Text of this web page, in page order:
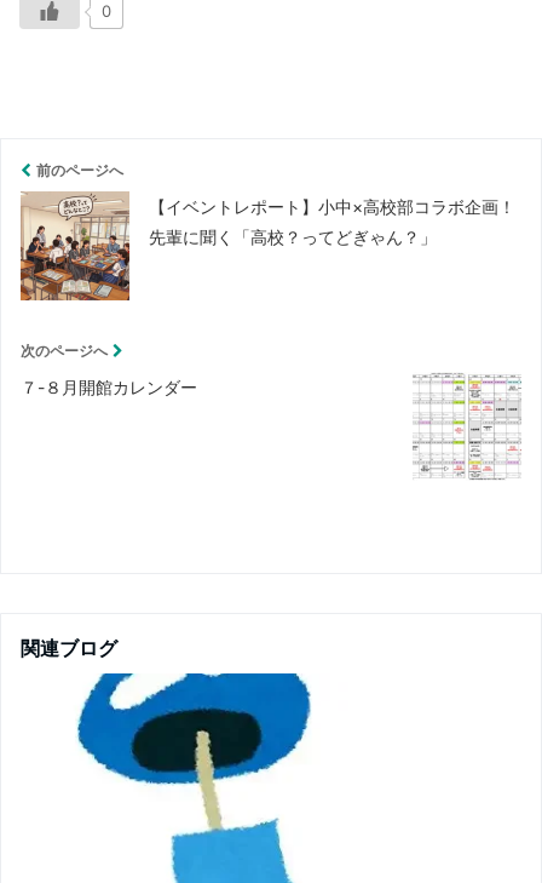
0
前のページへ
【イベントレポート】小中×高校部コラボ企画！
先輩に聞く「高校？ってどぎゃん？」
次のページへ
７-８月開館カレンダー
関連ブログ